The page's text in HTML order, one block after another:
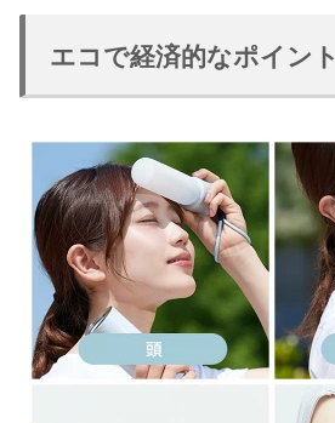
エコで経済的なポイント